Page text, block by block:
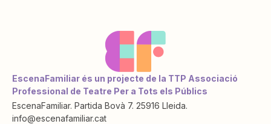
EscenaFamiliar és un projecte de la TTP Associació
Professional de Teatre Per a Tots els Públics
EscenaFamiliar. Partida Bovà 7. 25916 Lleida.
info@escenafamiliar.cat